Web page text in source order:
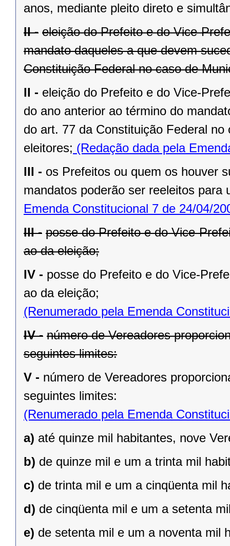
anos, mediante pleito direto e
II - eleição do Prefeito e do Vice-
mandato daqueles a que devem
Constituição Federal no caso de
II - eleição do Prefeito e do Vice-
do ano anterior ao término do
do art. 77 da Constituição Federal
eleitores; (Redação dada pela
III - os Prefeitos ou quem os houver
mandatos poderão ser reeleitos para
Emenda Constitucional 7 de 24/04/
III - posse do Prefeito e do Vice-
ao da eleição;
IV - posse do Prefeito e do Vice-
ao da eleição;
(Renumerado pela Emenda
IV - número de Vereadores
seguintes limites:
V - número de Vereadores
seguintes limites:
(Renumerado pela Emenda
a) até quinze mil habitantes, nove
b) de quinze mil e um a trinta mil
c) de trinta mil e um a cinqüenta mil
d) de cinqüenta mil e um a setenta
e) de setenta mil e um a noventa mil